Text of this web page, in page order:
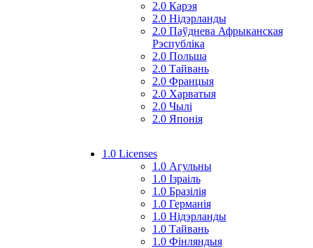
2.0 Карэя
2.0 Нідэрланды
2.0 Паўднева Афрыканская
Рэспубліка
2.0 Польша
2.0 Тайвань
2.0 Францыя
2.0 Харватыя
2.0 Чылі
2.0 Японія
1.0 Licenses
1.0 Агульны
1.0 Ізраіль
1.0 Бразілія
1.0 Германія
1.0 Нідэрланды
1.0 Тайвань
1.0 Фінляндыя